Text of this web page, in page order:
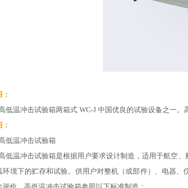
击试验箱两箱式 WC-J 中国优良的试验设备之一。
冲击试验箱
击试验箱是根据用户要求设计制造，适用于航空、航
环境下的贮存和试验。供用户对整机（或部件）、电器